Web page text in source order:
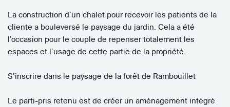
La construction d’un chalet pour recevoir les patients de la
cliente a bouleversé le paysage du jardin. Cela a été
l’occasion pour le couple de repenser totalement les
espaces et l’usage de cette partie de la propriété.
S’inscrire dans le paysage de la forêt de Rambouillet
Le parti-pris retenu est de créer un aménagement intégré